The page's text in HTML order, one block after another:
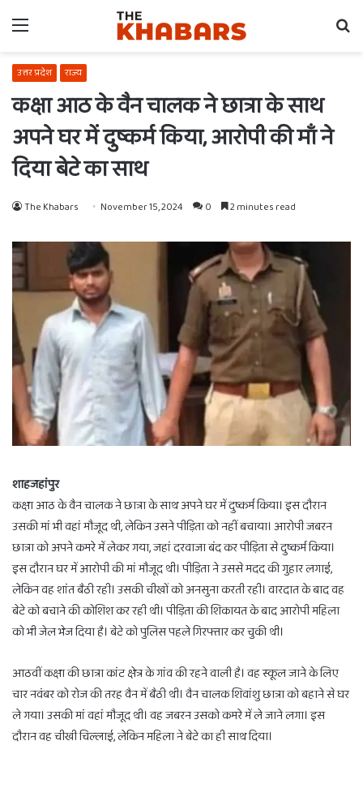
Menu
उत्तर प्रदेश राज्य
कक्षा आठ के वैन चालक ने छात्रा के साथ
अपने घर में दुष्कर्म किया, आरोपी की माँ ने
दिया बेटे का साथ
The Khabars November 15, 2024 0 2 minutes read
शाहजहांपुर
कक्षा आठ के वैन चालक ने छात्रा के साथ अपने घर में दुष्कर्म किया। इस दौरान
उसकी मां भी वहां मौजूद थी, लेकिन उसने पीड़िता को नहीं बचाया। आरोपी जबरन
छात्रा को अपने कमरे में लेकर गया, जहां दरवाजा बंद कर पीड़िता से दुष्कर्म किया।
इस दौरान घर में आरोपी की मां मौजूद थी। पीड़िता ने उससे मदद की गुहार लगाई,
लेकिन वह शांत बैठी रही। उसकी चीखों को अनसुना करती रही। वारदात के बाद वह
बेटे को बचाने की कोशिश कर रही थी। पीड़िता की शिकायत के बाद आरोपी महिला
को भी जेल भेज दिया है। बेटे को पुलिस पहले गिरफ्तार कर चुकी थी।
आठवीं कक्षा की छात्रा कांट क्षेत्र के गांव की रहने वाली है। वह स्कूल जाने के लिए
चार नवंबर को रोज की तरह वैन में बैठी थी। वैन चालक शिवांशु छात्रा को बहाने से घर
ले गया। उसकी मां वहां मौजूद थी। वह जबरन उसको कमरे में ले जाने लगा। इस
दौरान वह चीखी चिल्लाई, लेकिन महिला ने बेटे का ही साथ दिया।